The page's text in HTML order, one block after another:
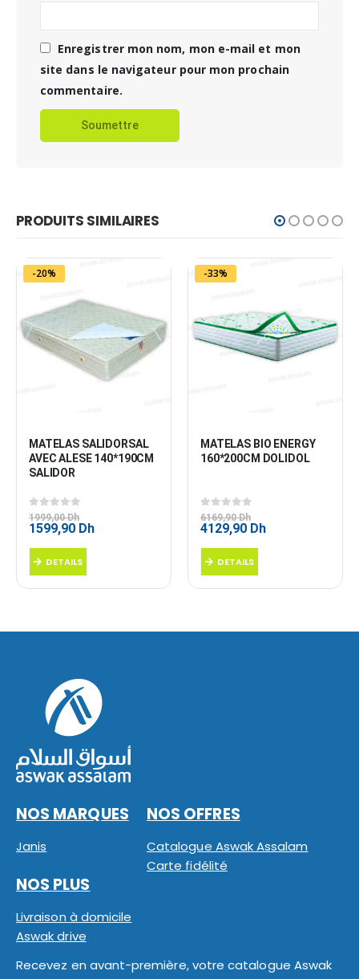
Enregistrer mon nom, mon e-mail et mon
site dans le navigateur pour mon prochain
commentaire.
PRODUITS SIMILAIRES
-20%
MATELAS SALIDORSAL
AVEC ALESE 140*190CM
SALIDOR
0 sur 5
1999,00Dh
Le
était :
1999,00 Dh.
1599,90 DhLe
DETAILS
-33%
MATELAS BIO ENERGY
160*200CM DOLIDOL
0sur 5
6169,90Dh
Le
était :
6169,90 Dh.
4129,90 DhLe
DETAILS
NOS MARQUES
Janis
NOS OFFRES
Catalogue Aswak Assalam
Carte fidélité
NOS PLUS
Livraison à domicile
Aswak drive
Recevez en avant-première, votre catalogue Aswak